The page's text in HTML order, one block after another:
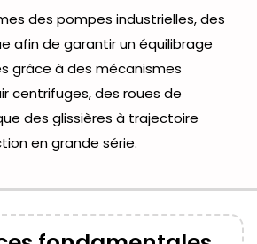
des pompes industrielles, des
afin de garantir un équilibrage
grâce à des mécanismes
centrifuges, des roues de
des glissières à trajectoire
en grande série.